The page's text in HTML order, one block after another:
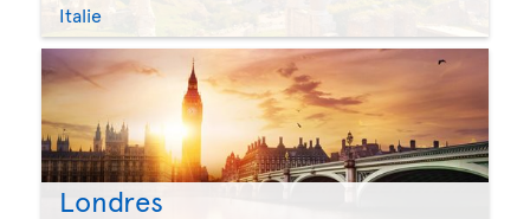
Italie
Londres